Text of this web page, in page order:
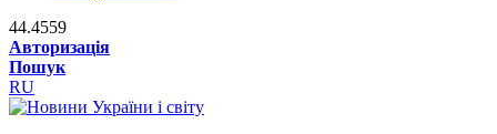
44.4559
Авторизація
Пошук
RU